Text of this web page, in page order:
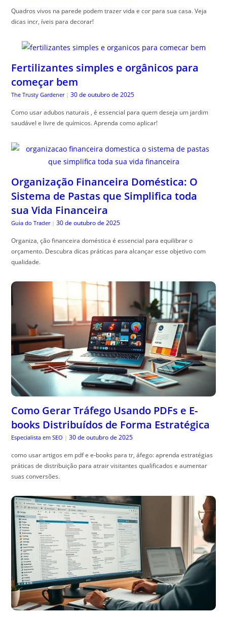
Quadros vivos na parede podem trazer vida e cor para sua casa. Veja
dicas incr, íveis para decorar!
Fertilizantes simples e orgânicos para
começar bem
The Trusty Gardener | 30 de outubro de 2025
Como usar adubos naturais , é essencial para quem deseja um jardim
saudável e livre de químicos. Aprenda como aplicar!
Organização Financeira Doméstica: O
Sistema de Pastas que Simplifica toda
sua Vida Financeira
Guia do Trader | 30 de outubro de 2025
Organiza, ção financeira doméstica é essencial para equilibrar o
orçamento. Descubra dicas práticas para alcançar esse objetivo com
qualidade.
Como Gerar Tráfego Usando PDFs e E-
books Distribuídos de Forma Estratégica
Especialista em SEO | 30 de outubro de 2025
como usar artigos em pdf e e-books para tr, áfego: aprenda estratégias
práticas de distribuição para atrair visitantes qualificados e aumentar
suas conversões.